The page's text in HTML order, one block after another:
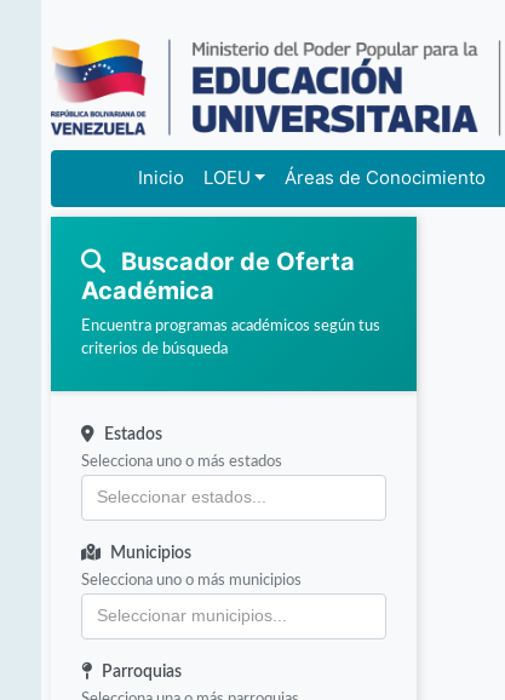
Inicio LOEU Áreas de Conocimiento
Buscador de Oferta
Académica
Encuentra programas académicos según tus
criterios de búsqueda
Estados
Selecciona uno o más estados
Municipios
Selecciona uno o más municipios
Parroquias